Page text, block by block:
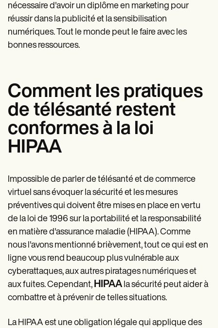
nécessaire d'avoir un diplôme en marketing pour
réussir dans la publicité et la sensibilisation
numériques. Tout le monde peut le faire avec les
bonnes ressources.
Comment les pratiques
de télésanté restent
conformes à la loi
HIPAA
Impossible de parler de télésanté et de commerce
virtuel sans évoquer la sécurité et les mesures
préventives qui doivent être mises en place en vertu
de la loi de 1996 sur la portabilité et la responsabilité
en matière d'assurance maladie (HIPAA). Comme
nous l'avons mentionné brièvement, tout ce qui est en
ligne vous rend beaucoup plus vulnérable aux
cyberattaques, aux autres piratages numériques et
aux fuites. Cependant, HIPAA la sécurité peut aider à
combattre et à prévenir de telles situations.
La HIPAA est une obligation légale qui applique des